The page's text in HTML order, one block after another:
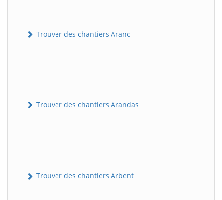
Trouver des chantiers Aranc
Trouver des chantiers Arandas
Trouver des chantiers Arbent